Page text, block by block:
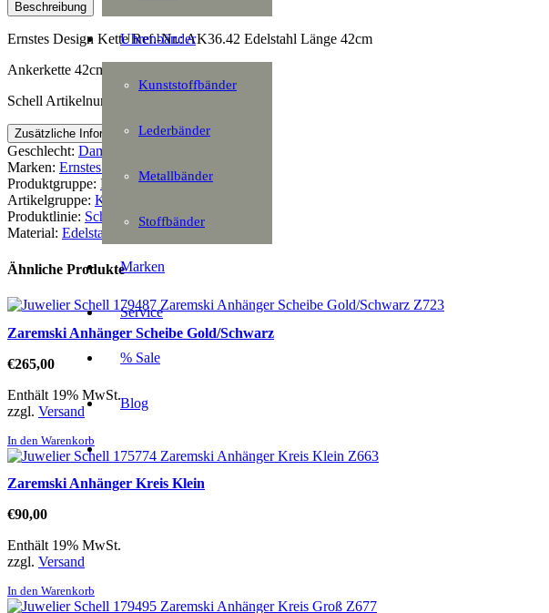
Uhrenbänder
Kunststoffbänder
Lederbänder
Metallbänder
Stoffbänder
Marken
Service
% Sale
Blog
Beschreibung
Ernstes Design Kette Ref.-Nr.: AK36.42 Edelstahl Länge 42cm
Ankerkette 42cm
Schell Artikelnummer: 157880
Zusätzliche Information
Geschlecht: Damen
Marken: Ernstes Design
Produktgruppe: Halsschmuck
Artikelgruppe: Kette
Produktlinie: Schmuck
Material: Edelstahl
Ähnliche Produkte
Zaremski Anhänger Scheibe Gold/Schwarz
€265,00
Enthält 19% MwSt.
zzgl. Versand
In den Warenkorb
Zaremski Anhänger Kreis Klein
€90,00
Enthält 19% MwSt.
zzgl. Versand
In den Warenkorb